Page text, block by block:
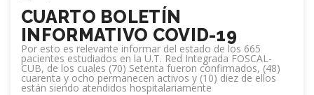
CUARTO BOLETÍN
INFORMATIVO COVID-19
Por esto es relevante informar del estado de los 665
pacientes estudiados en la U.T. Red Integrada FOSCAL-
CUB, de los cuales (70) Setenta fueron confirmados, (48)
cuarenta y ocho permanecen activos y (10) diez de ellos
están siendo atendidos hospitalariamente